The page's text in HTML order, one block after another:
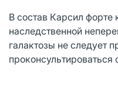
В состав Карсил
наследственной
галактозы не следует
проконсультироваться